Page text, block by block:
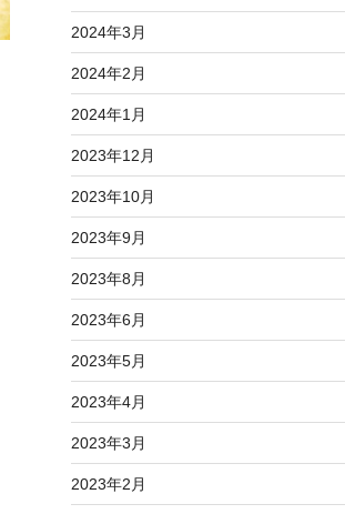
2024年3月
2024年2月
2024年1月
2023年12月
2023年10月
2023年9月
2023年8月
2023年6月
2023年5月
2023年4月
2023年3月
2023年2月